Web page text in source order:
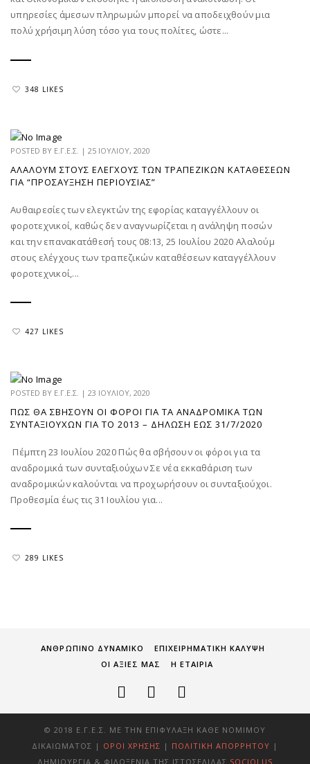
υπηρεσίες άμεσων πληρωμών μπορεί να αποδειχθούν μια
πολύ χρήσιμη λύση τόσο για τους πολίτες, ώστε...
348 LIKES
POSTED BY Ε.Γ.Ε.Σ. | 25 ΙΟΥΛΊΟΥ, 2020
ΑΛΑΛΟΎΜ ΣΤΟΥΣ ΕΛΈΓΧΟΥΣ ΤΩΝ ΤΡΑΠΕΖΙΚΏΝ ΚΑΤΑΘΈΣΕΩΝ
ΓΙΑ “ΠΡΟΣΑΎΞΗΣΗ ΠΕΡΙΟΥΣΊΑΣ”
Αυθαιρεσίες των ελεγκτών της εφορίας καταγγέλλουν οι
φοροτεχνικοί, καθώς δεν αναγνωρίζεται η ανάληψη ποσών
και την επανακατάθεσή τους 08:13, 25 Ιουλίου 2020 Αλαλούμ
στους ελέγχους των τραπεζικών καταθέσεων καταγγέλλουν
φοροτεχνικοί,...
427 LIKES
POSTED BY Ε.Γ.Ε.Σ. | 23 ΙΟΥΛΊΟΥ, 2020
ΠΏΣ ΘΑ ΣΒΉΣΟΥΝ ΟΙ ΦΌΡΟΙ ΓΙΑ ΤΑ ΑΝΑΔΡΟΜΙΚΆ ΤΩΝ
ΣΥΝΤΑΞΙΟΎΧΩΝ ΓΙΑ ΤΟ 2013 – ΔΉΛΩΣΗ ΈΩΣ 31/7/2020
Πέμπτη 23 Ιουλίου 2020 Πώς θα σβήσουν οι φόροι για τα
αναδρομικά των συνταξιούχων Σε νέα εκκαθάριση των
αναδρομικών καλούνται να προχωρήσουν οι συνταξιούχοι.
Προθεσμία έως τις 31 Ιουλίου για...
289 LIKES
ΑΝΘΡΩΠΙΝΟ ΔΥΝΑΜΙΚΟ
ΕΠΙΧΕΙΡΗΜΑΤΙΚΗ ΚΑΛΥΨΗ
ΟΙ ΑΞΙΕΣ ΜΑΣ
Η ΕΤΑΙΡΙΑ
© 2018 Ε.Γ.Ε.Σ. ΜΕ ΤΗΝ ΕΠΙΦΎΛΑΞΗ ΚΆΘΕ ΝΌΜΙΜΟΥ
ΔΙΚΑΙΏΜΑΤΟΣ | ΌΡΟΙ ΧΡΉΣΗΣ | ΠΟΛΙΤΙΚΉ ΑΠΟΡΡΉΤΟΥ |
ΔΗΜΙΟΥΡΓΊΑ & ΦΙΛΟΞΕΝΊΑ ΤΗΣ ΙΣΤΟΣΕΛΊΔΑΣ SOCIOLUS